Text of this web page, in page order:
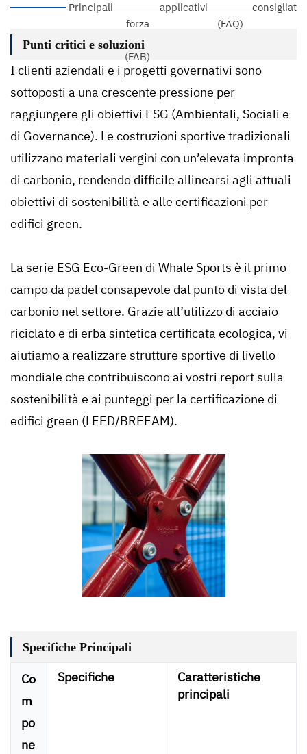
Principali
forza
(FAB)
applicativi
(FAQ)
consigliati
Punti critici e soluzioni
I clienti aziendali e i progetti governativi sono
sottoposti a una crescente pressione per
raggiungere gli obiettivi ESG (Ambientali, Sociali e
di Governance). Le costruzioni sportive tradizionali
utilizzano materiali vergini con un’elevata impronta
di carbonio, rendendo difficile allinearsi agli attuali
obiettivi di sostenibilità e alle certificazioni per
edifici green.
La serie ESG Eco-Green di Whale Sports è il primo
campo da padel consapevole dal punto di vista del
carbonio nel settore. Grazie all’utilizzo di acciaio
riciclato e di erba sintetica certificata ecologica, vi
aiutiamo a realizzare strutture sportive di livello
mondiale che contribuiscono ai vostri report sulla
sostenibilità e ai punteggi per la certificazione di
edifici green (LEED/BREEAM).
Specifiche Principali
Co
m
po
ne
Specifiche
Caratteristiche
principali